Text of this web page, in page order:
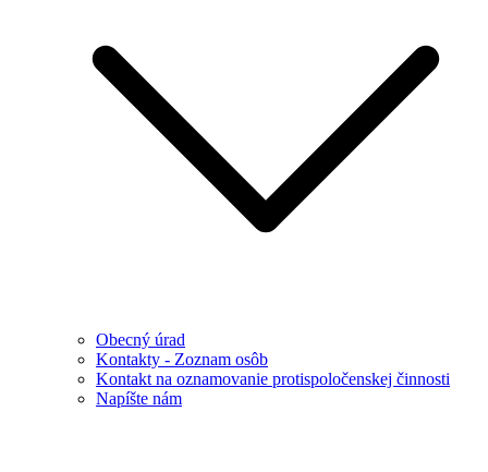
Obecný úrad
Kontakty - Zoznam osôb
Kontakt na oznamovanie protispoločenskej činnosti
Napíšte nám